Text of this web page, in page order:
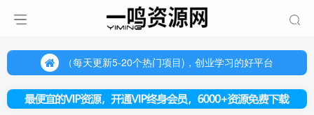
（每天更新5-20个热门项目)，创业学习的好平台
（每天更新5-20个热门项目)，创业学习的好平台
欢迎访问一鸣资源网，本站汇集数千网创课程和项目